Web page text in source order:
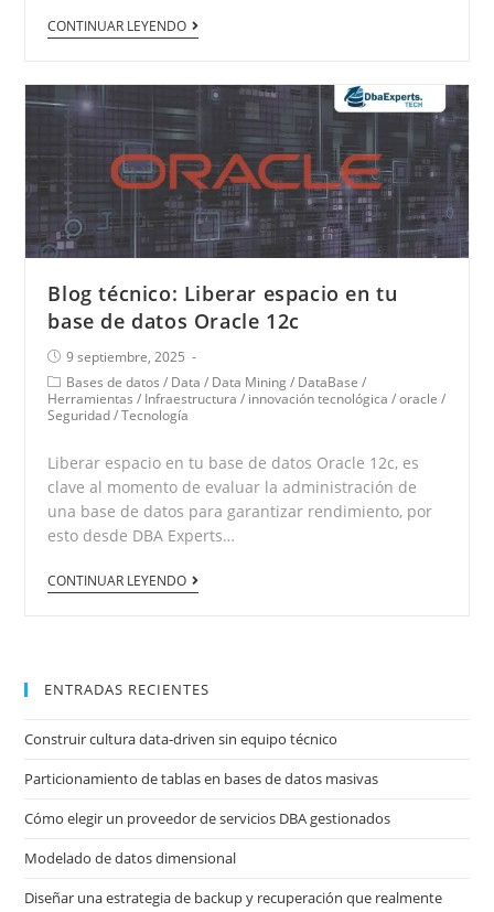
CONTINUAR LEYENDO
Blog técnico: Liberar espacio en tu
base de datos Oracle 12c
9 septiembre, 2025
Bases de datos / Data / Data Mining/ DataBase /
Herramientas / Infraestructura / innovación tecnológica /oracle /
Seguridad/Tecnología
Liberar espacio en tu base de datos Oracle 12c, es
clave al momento de evaluar la administración de
una base de datos para garantizar rendimiento, por
esto desde DBA Experts…
CONTINUAR LEYENDO
ENTRADAS RECIENTES
Construir cultura data-driven sin equipo técnico
Particionamiento de tablas en bases de datos masivas
Cómo elegir un proveedor de servicios DBA gestionados
Modelado de datos dimensional
Diseñar una estrategia de backup y recuperación que realmente